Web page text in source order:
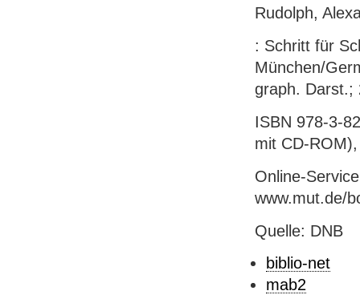
Rudolph,
: Schritt für
München/
graph. Darst.;
ISBN 978-3-
mit CD-
Online-
www.mut.de/
Quelle: DNB
biblio-net
mab2